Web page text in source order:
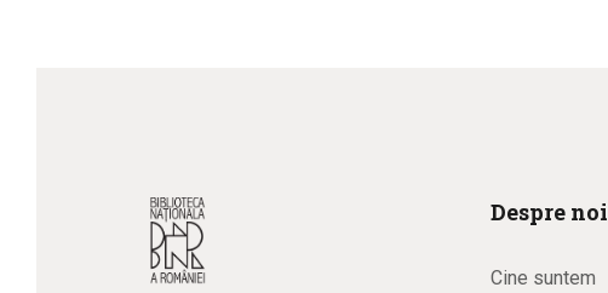
Despre noi
Cine suntem